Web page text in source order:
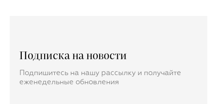
Подписка на новости
Подпишитесь на нашу рассылку и получайте
еженедельные обновления